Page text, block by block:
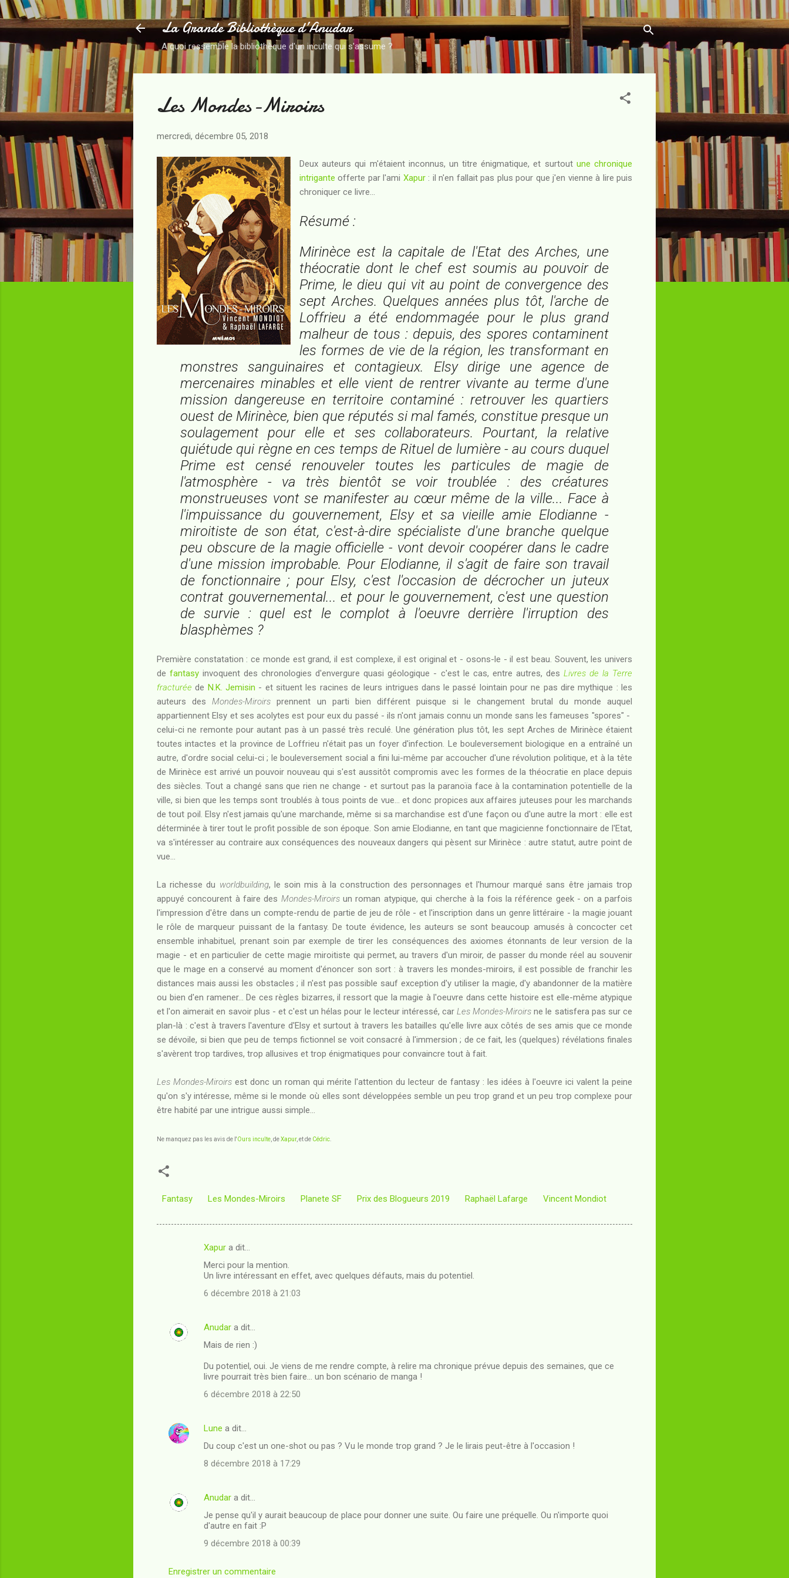
Accéder au contenu principal
La Grande Bibliothèque d’Anudar
A quoi ressemble la bibliothèque d'un inculte qui s'assume ?
Les Mondes-Miroirs
mercredi, décembre 05, 2018
Deux auteurs qui m'étaient inconnus, un titre énigmatique, et surtout une chronique
intrigante offerte par l'ami Xapur: il n'en fallait pas plus pour que j'en vienne à lire puis
chroniquer ce livre...
Résumé :
Mirinèce est la capitale de l'Etat des Arches, une
théocratie dont le chef est soumis au pouvoir de
Prime, le dieu qui vit au point de convergence des
sept Arches. Quelques années plus tôt, l'arche de
Loffrieu a été endommagée pour le plus grand
malheur de tous : depuis, des spores contaminent
les formes de vie de la région, les transformant en
monstres sanguinaires et contagieux. Elsy dirige une agence de
mercenaires minables et elle vient de rentrer vivante au terme d'une
mission dangereuse en territoire contaminé : retrouver les quartiers
ouest de Mirinèce, bien que réputés si mal famés, constitue presque un
soulagement pour elle et ses collaborateurs. Pourtant, la relative
quiétude qui règne en ces temps de Rituel de lumière - au cours duquel
Prime est censé renouveler toutes les particules de magie de
l'atmosphère - va très bientôt se voir troublée : des créatures
monstrueuses vont se manifester au cœur même de la ville... Face à
l'impuissance du gouvernement, Elsy et sa vieille amie Elodianne -
miroitiste de son état, c'est-à-dire spécialiste d'une branche quelque
peu obscure de la magie officielle - vont devoir coopérer dans le cadre
d'une mission improbable. Pour Elodianne, il s'agit de faire son travail
de fonctionnaire ; pour Elsy, c'est l'occasion de décrocher un juteux
contrat gouvernemental... et pour le gouvernement, c'est une question
de survie : quel est le complot à l'oeuvre derrière l'irruption des
blasphèmes ?
Première constatation : ce monde est grand, il est complexe, il est original et - osons-le - il est beau. Souvent, les univers
defantasy invoquent des chronologies d'envergure quasi géologique - c'est le cas, entre autres, des Livres de la Terre
fracturée de N.K. Jemisin - et situent les racines de leurs intrigues dans le passé lointain pour ne pas dire mythique : les
auteurs desMondes-Miroirs prennent un parti bien différent puisque si le changement brutal du monde auquel
appartiennent Elsy et ses acolytes est pour eux du passé - ils n'ont jamais connu un monde sans les fameuses "spores" -
celui-ci ne remonte pour autant pas à un passé très reculé. Une génération plus tôt, les sept Arches de Mirinèce étaient
toutes intactes et la province de Loffrieu n'était pas un foyer d'infection. Le bouleversement biologique en a entraîné un
autre, d'ordre social celui-ci ; le bouleversement social a fini lui-même par accoucher d'une révolution politique, et à la tête
de Mirinèce est arrivé un pouvoir nouveau qui s'est aussitôt compromis avec les formes de la théocratie en place depuis
des siècles. Tout a changé sans que rien ne change - et surtout pas la paranoïa face à la contamination potentielle de la
ville, si bien que les temps sont troublés à tous points de vue... et donc propices aux affaires juteuses pour les marchands
de tout poil. Elsy n'est jamais qu'une marchande, même si sa marchandise est d'une façon ou d'une autre la mort : elle est
déterminée à tirer tout le profit possible de son époque. Son amie Elodianne, en tant que magicienne fonctionnaire de l'Etat,
va s'intéresser au contraire aux conséquences des nouveaux dangers qui pèsent sur Mirinèce : autre statut, autre point de
vue...
La richesse du worldbuilding, le soin mis à la construction des personnages et l'humour marqué sans être jamais trop
appuyé concourent à faire des Mondes-Miroirsun roman atypique, qui cherche à la fois la référence geek - on a parfois
l'impression d'être dans un compte-rendu de partie de jeu de rôle - et l'inscription dans un genre littéraire - la magie jouant
le rôle de marqueur puissant de la fantasy. De toute évidence, les auteurs se sont beaucoup amusés à concocter cet
ensemble inhabituel, prenant soin par exemple de tirer les conséquences des axiomes étonnants de leur version de la
magie - et en particulier de cette magie miroitiste qui permet, au travers d'un miroir, de passer du monde réel au souvenir
que le mage en a conservé au moment d'énoncer son sort : à travers les mondes-miroirs, il est possible de franchir les
distances mais aussi les obstacles ; il n'est pas possible sauf exception d'y utiliser la magie, d'y abandonner de la matière
ou bien d'en ramener... De ces règles bizarres, il ressort que la magie à l'oeuvre dans cette histoire est elle-même atypique
et l'on aimerait en savoir plus - et c'est un hélas pour le lecteur intéressé, carLes Mondes-Miroirs ne le satisfera pas sur ce
plan-là : c'est à travers l'aventure d'Elsy et surtout à travers les batailles qu'elle livre aux côtés de ses amis que ce monde
se dévoile, si bien que peu de temps fictionnel se voit consacré à l'immersion ; de ce fait, les (quelques) révélations finales
s'avèrent trop tardives, trop allusives et trop énigmatiques pour convaincre tout à fait.
Les Mondes-Miroirs est donc un roman qui mérite l'attention du lecteur de fantasy : les idées à l'oeuvre ici valent la peine
qu'on s'y intéresse, même si le monde où elles sont développées semble un peu trop grand et un peu trop complexe pour
être habité par une intrigue aussi simple...
Ne manquez pas les avis de l'Ours inculte , deXapur, et de Cédric
Fantasy Les Mondes-Miroirs Planete SF Prix des Blogueurs 2019 Raphaël Lafarge Vincent Mondiot
n
s
Xapur a dit…
Merci pour la mention.
Un livre intéressant en effet, avec quelques défauts, mais du potentiel.
6 décembre 2018 à 21:03
Anudar a dit…
Mais de rien :)
Du potentiel, oui. Je viens de me rendre compte, à relire ma chronique prévue depuis des semaines, que ce
livre pourrait très bien faire... un bon scénario de manga !
6 décembre 2018 à 22:50
Lune a dit…
Du coup c'est un one-shot ou pas ? Vu le monde trop grand ? Je le lirais peut-être à l'occasion !
8 décembre 2018 à 17:29
Anudar a dit…
Je pense qu'il y aurait beaucoup de place pour donner une suite. Ou faire une préquelle. Ou n'importe quoi
d'autre en fait :P
9 décembre 2018 à 00:39
Enregistrer un commentaire